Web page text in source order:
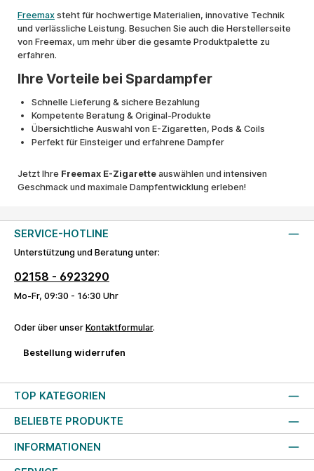
Freemax steht für hochwertige Materialien, innovative Technik
und verlässliche Leistung. Besuchen Sie auch die Herstellerseite
von Freemax, um mehr über die gesamte Produktpalette zu
erfahren.
Ihre Vorteile bei Spardampfer
Schnelle Lieferung & sichere Bezahlung
Kompetente Beratung & Original-Produkte
Übersichtliche Auswahl von E-Zigaretten, Pods & Coils
Perfekt für Einsteiger und erfahrene Dampfer
Jetzt Ihre Freemax E-Zigarette auswählen und intensiven
Geschmack und maximale Dampfentwicklung erleben!
SERVICE-HOTLINE
Unterstützung und Beratung unter:
02158 - 6923290
Mo-Fr, 09:30 - 16:30 Uhr
Oder über unser Kontaktformular.
Bestellung widerrufen
TOP KATEGORIEN
BELIEBTE PRODUKTE
INFORMATIONEN